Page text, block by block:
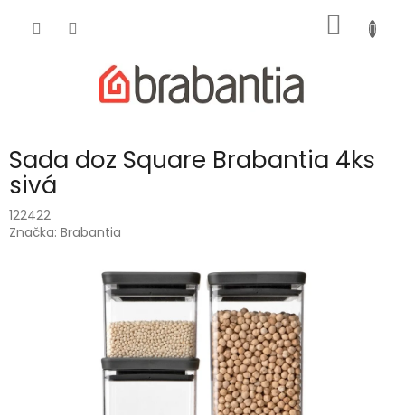
KOŠÍK
Sada doz Square Brabantia 4ks
sivá
122422
Značka: Brabantia